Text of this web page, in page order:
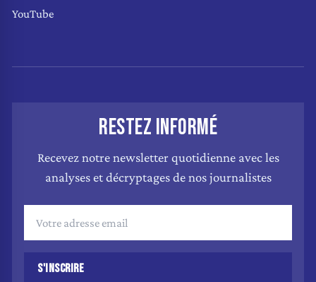
YouTube
RESTEZ INFORMÉ
Recevez notre newsletter quotidienne avec les
analyses et décryptages de nos journalistes
S'INSCRIRE